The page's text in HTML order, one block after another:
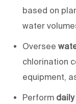
based on
water
Oversee
chlorination
equipment,
Perform